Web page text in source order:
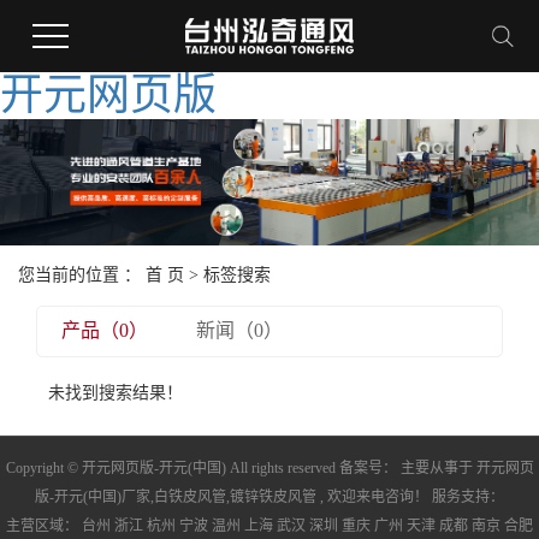
开元网页版
您当前的位置 ： 首 页 > 标签搜索
产品（0） 新闻（0）
未找到搜索结果！
Copyright © 开元网页版-开元(中国) All rights reserved 备案号： 主要从事于 开元网页
版-开元(中国)厂家, 白铁皮风管,镀锌铁皮风管 , 欢迎来电咨询！ 服务支持：
主营区域： 台州 浙江 杭州 宁波 温州 上海 武汉 深圳 重庆 广州 天津 成都 南京 合肥